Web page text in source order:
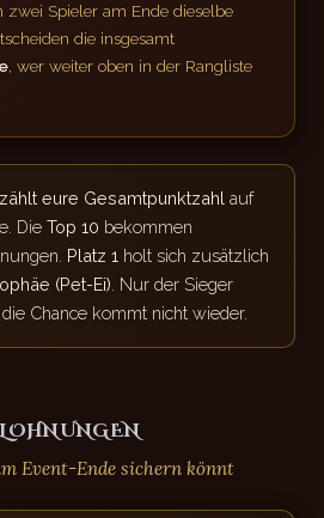
zwei Spieler am Ende dieselbe
die insgesamt
, wer weiter oben in der Rangliste
eure Gesamtpunktzahl auf
Die Top 10 bekommen
Platz 1 holt sich zusätzlich
(Pet-Ei) . Nur der Sieger
Chance kommt nicht wieder.
Event-Ende sichern könnt